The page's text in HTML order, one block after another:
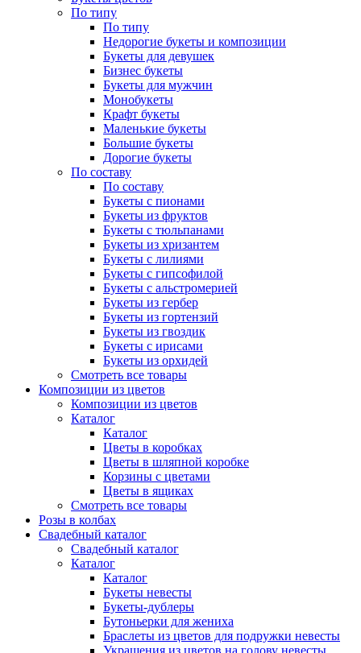
По типу
По типу
Недорогие букеты и композиции
Букеты для девушек
Бизнес букеты
Букеты для мужчин
Монобукеты
Крафт букеты
Маленькие букеты
Большие букеты
Дорогие букеты
По составу
По составу
Букеты с пионами
Букеты из фруктов
Букеты с тюльпанами
Букеты из хризантем
Букеты с лилиями
Букеты с гипсофилой
Букеты с альстромерией
Букеты из гербер
Букеты из гортензий
Букеты из гвоздик
Букеты с ирисами
Букеты из орхидей
Смотреть все товары
Композиции из цветов
Композиции из цветов
Каталог
Каталог
Цветы в коробках
Цветы в шляпной коробке
Корзины с цветами
Цветы в ящиках
Смотреть все товары
Розы в колбах
Свадебный каталог
Свадебный каталог
Каталог
Каталог
Букеты невесты
Букеты-дублеры
Бутоньерки для жениха
Браслеты из цветов для подружки невесты